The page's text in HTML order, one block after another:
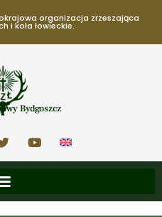
organizacja zrzeszająca
i koła łowieckie.
Bydgoszcz